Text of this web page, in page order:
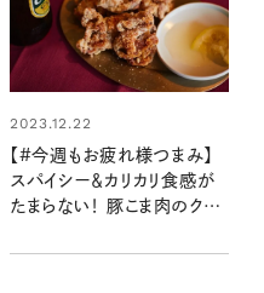
2023.12.22
【#今週もお疲れ様つまみ】
スパイシー＆カリカリ食感が
たまらない！ 豚こま肉のクミ
あかりさん）